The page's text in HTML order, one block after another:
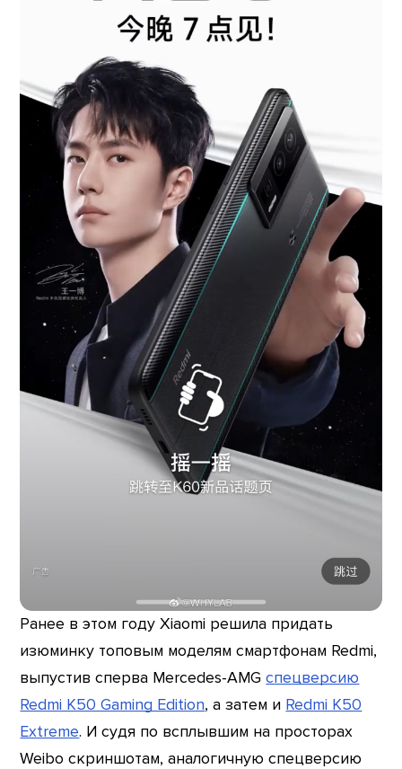
Ранее в этом году Xiaomi решила придать
изюминку топовым моделям смартфонам Redmi,
выпустив сперва Mercedes-AMGспецверсию
Redmi K50 Gaming Edition, а затем и Redmi K50
Extreme. И судя по всплывшим на просторах
Weibo скриншотам, аналогичную спецверсию